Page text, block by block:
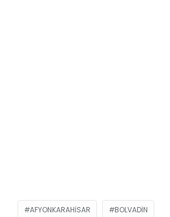
AFYONKARAHISAR BOLVADIN